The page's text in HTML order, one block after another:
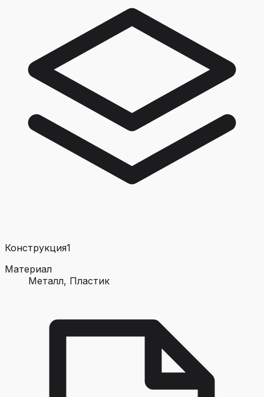
Конструкция1
Материал
Металл, Пластик